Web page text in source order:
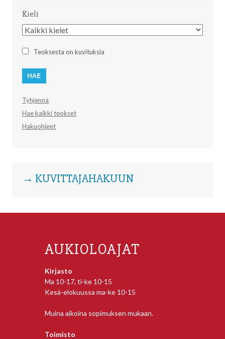
Kieli
Kieli
Teoksesta on kuvituksia
Tyhjennä
Hae kaikki teokset
Hakuohjeet
→ KUVITTAJAHAKUUN
AUKIOLOAJAT
Kirjasto
Ma 10-17, ti-ke 10-15
Kesä-elokuussa ma-ke 10-15
Muina aikoina sopimuksen mukaan.
Toimisto